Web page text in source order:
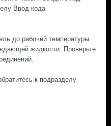
Ввод кода
до рабочей температуры.
жидкости. Проверьте
к подразделу